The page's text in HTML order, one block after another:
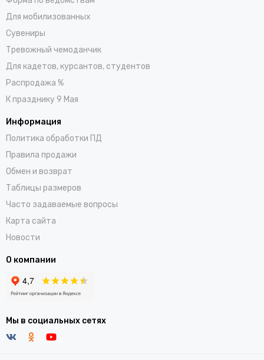
Для мобилизованных
Сувениры
Тревожный чемоданчик
Для кадетов, курсантов, студентов
Распродажа %
К празднику 9 Мая
Информация
Политика обработки ПД
Правила продажи
Обмен и возврат
Таблицы размеров
Часто задаваемые вопросы
Карта сайта
Новости
О компании
Мы в социальных сетях